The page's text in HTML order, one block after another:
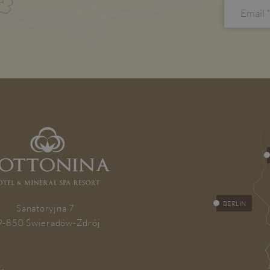
Sanatoryjna 7
850 Świeradów-Zdrój
BERLIN